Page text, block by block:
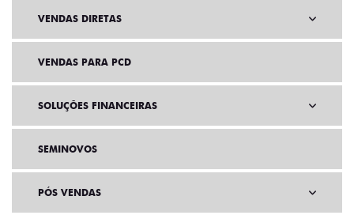
VENDAS DIRETAS
VENDAS PARA PCD
SOLUÇÕES FINANCEIRAS
SEMINOVOS
PÓS VENDAS